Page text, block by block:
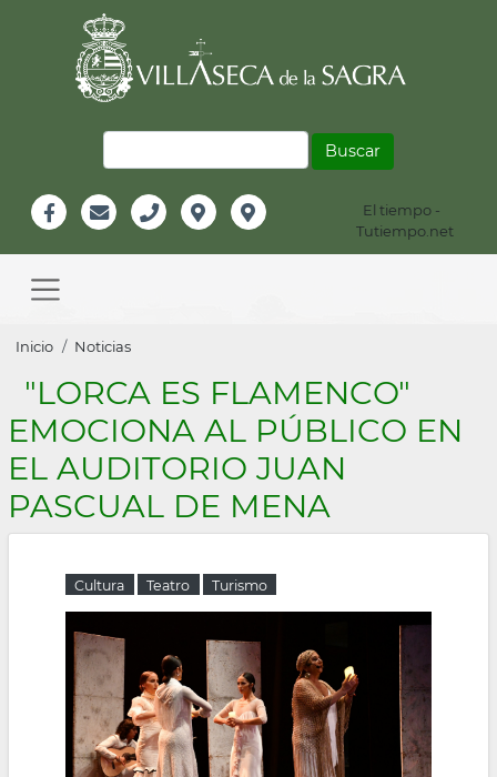
Información
Header
El tiempo -
Tutiempo.net
navigation
Sobrescribir
enlaces
de
ayuda
a
la
navegación
Inicio Noticias
"LORCA ES FLAMENCO"
EMOCIONA AL PÚBLICO EN
EL AUDITORIO JUAN
PASCUAL DE MENA
Cultura Teatro Turismo